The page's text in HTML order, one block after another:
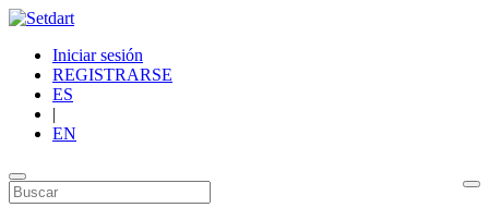
Iniciar sesión
REGISTRARSE
ES
|
EN